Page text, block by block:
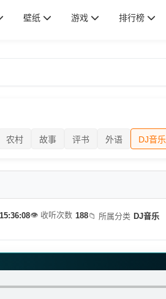
壁纸 游戏 排行榜
农村 故事 评书 外语 DJ音乐
👁️ 收听次数 188📁 所属分类 DJ音乐